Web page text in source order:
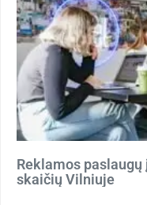
Reklamos
skaičių Vilniuje